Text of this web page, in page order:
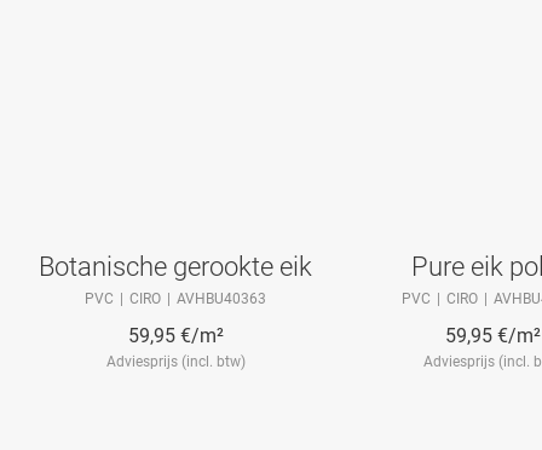
Botanische gerookte eik
PVC CIRO AVHBU40363
59,95 €/m²
Adviesprijs (incl. btw)
Pure eik
PVC CIRO
59,95 €/m²
Adviesprijs (incl.